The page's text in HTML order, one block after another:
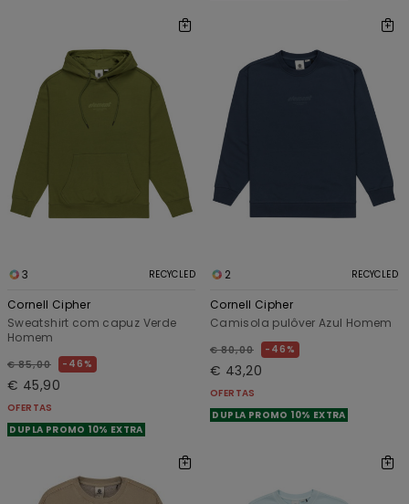
3 RECYCLED
Cornell Cipher
Sweatshirt com capuz Verde
Homem
€ 85,00 46%
€ 45,90
OFERTAS
DUPLA PROMO 10% EXTRA
2 RECYCLED
Cornell Cipher
Camisola pulôver Azul Homem
€ 80,00 46%
€ 43,20
OFERTAS
DUPLA PROMO 10% EXTRA